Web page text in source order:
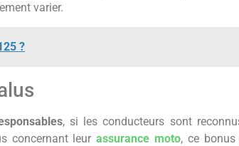
varier.
?
, si les conducteurs sont
concernant leurassurance moto, ce bonus